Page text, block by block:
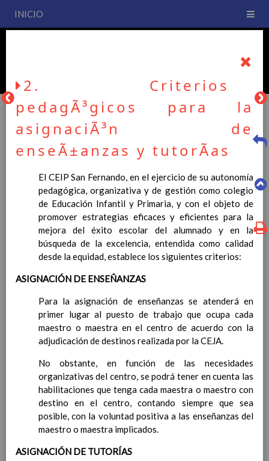
INICIO
PLAN DE CENTRO
La entrada en vigor del Real Decreto 126/2014, de 28 de
febrero, por el que se establece el currículo básico de la
Educación Primaria, se ha hecho necesario la revisión y
adecuación de nuestro Plan de Centro a esta normativa, el cual
usted podrá consultar desde este sitio web.
Esperamos que sea de su interés.
Contenido
IntroducciÃ³n
AnÃ¡lisis del Contexto
Proyecto Educativo
Objetivos propios para la mejora del rendimiento
escolar
LÃ­neas generales de actuaciÃ³n pedagÃ³gica
CoordinaciÃ³n y concreciÃ³n de los contenidos
curriculares, asÃ­ como el tratamiento transversal
en las Ã¡reas de la educaciÃ³n en valores y otras
EducaciÃ³n Infantil (Segundo Ciclo)
2. Criterios
pedagÃ³gicos para la
asignaciÃ³n de
enseÃ±anzas y tutorÃ­as
El CEIP San Fernando, en el ejercicio de su autonomía
pedagógica, organizativa y de gestión como colegio
de Educación Infantil y Primaria, y con el objeto de
promover estrategias eficaces y eficientes para la
mejora del éxito escolar del alumnado y en la
búsqueda de la excelencia, entendida como calidad
desde la equidad, establece los siguientes criterios:
ASIGNACIÓN DE ENSEÑANZAS
Para la asignación de enseñanzas se atenderá en
primer lugar al puesto de trabajo que ocupa cada
maestro o maestra en el centro de acuerdo con la
adjudicación de destinos realizada por la CEJA.
No obstante, en función de las necesidades
organizativas del centro, se podrá tener en cuenta las
habilitaciones que tenga cada maestra o maestro con
destino en el centro, contando siempre que sea
posible, con la voluntad positiva a las enseñanzas del
maestro o maestra implicados.
ASIGNACIÓN DE TUTORÍAS